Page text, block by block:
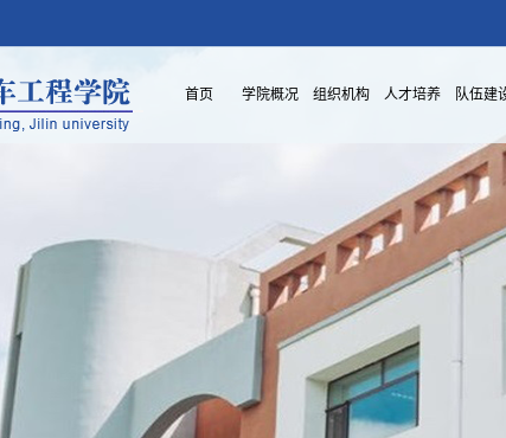
首页 学院概况 组织机构 人才培养 队伍建